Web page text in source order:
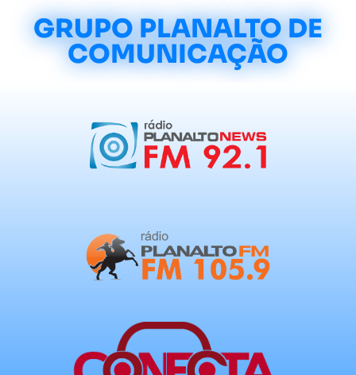
GRUPO PLANALTO DE
COMUNICAÇÃO